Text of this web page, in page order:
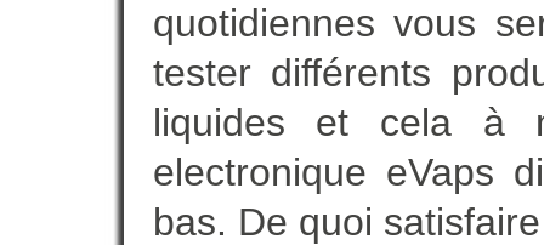
quotidiennes vous
tester différents
liquides et cela à
electronique eVaps
bas. De quoi